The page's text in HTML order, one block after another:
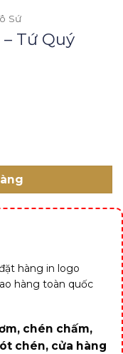
Sứ
Tứ Quý
lượng
hàng in logo
hàng toàn quốc
chén chấm,
chén, cửa hàng